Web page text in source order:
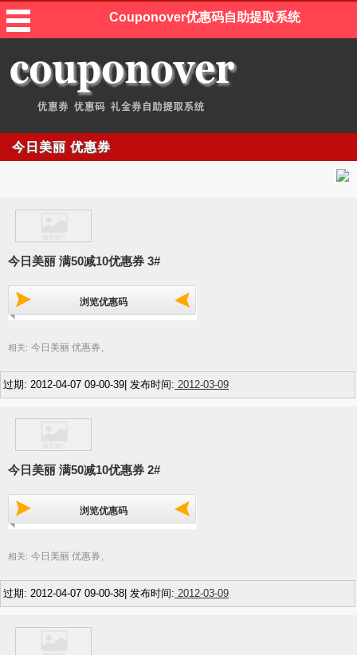
Couponover优惠码自助提取系统
今日美丽 优惠券
今日美丽 满50减10优惠券 3#
浏览优惠码
相关: 今日美丽 优惠券
过期: 2012-04-07 09-00-39| 发布时间: 2012-03-09
今日美丽 满50减10优惠券 2#
浏览优惠码
相关: 今日美丽 优惠券 ,
过期: 2012-04-07 09-00-38| 发布时间: 2012-03-09